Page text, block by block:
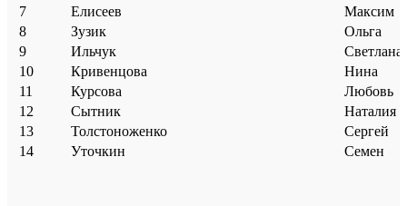
7
Елисеев
Максим
8
Зузик
Ольга
9
Ильчук
Светлана
10
Кривенцова
Нина
11
Курсова
Любовь
12
Сытник
Наталия
13
Толстоноженко
Сергей
14
Уточкин Семен